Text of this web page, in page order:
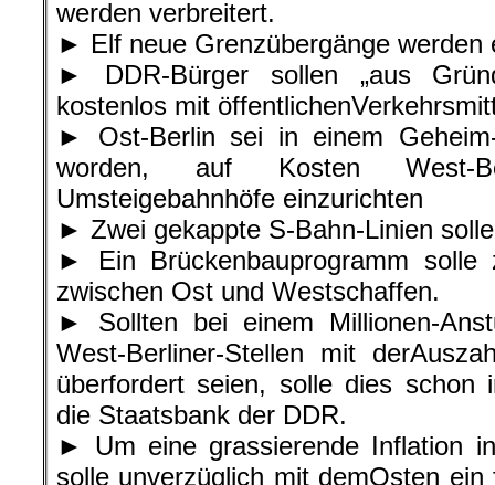
werden verbreitert.
► Elf neue Grenzübergänge werden
► DDR-Bürger sollen „aus
kostenlos mit
► Ost-Berlin sei in einem
worden, auf Kosten West-
Umsteigebahnhöfe einzurichten
► Zwei gekappte S-Bahn-Linien
► Ein Brückenbauprogramm solle
zwischen Ost und Westschaffen.
► Sollten bei einem Millionen-
West-Berliner-Stellen mit
überfordert seien, solle dies schon
die Staatsbank der DDR.
► Um eine grassierende Inflation
solle unverzüglich mit demOsten